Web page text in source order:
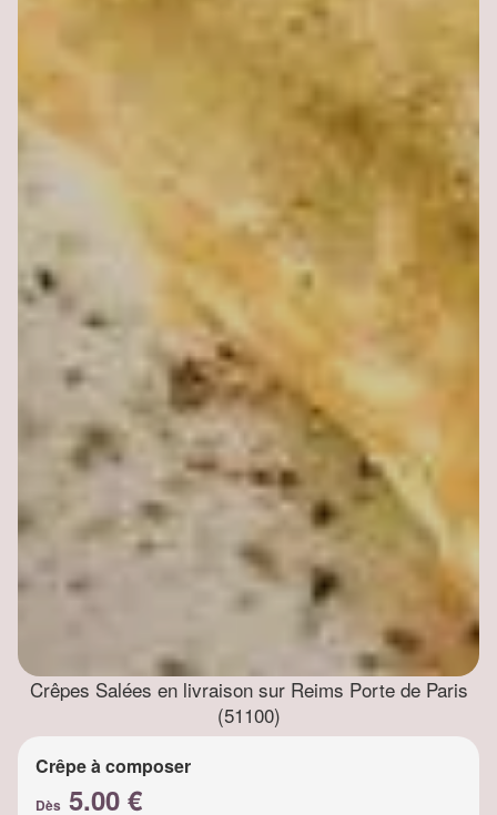
Crêpes Salées en livraison sur Reims Porte de Paris
(51100)
Crêpe à composer
Dès 5.00 €